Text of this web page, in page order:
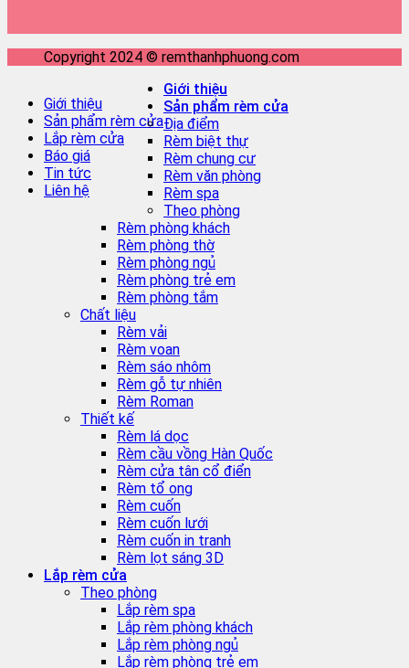
Copyright 2024 © remthanhphuong.com
Giới thiệu
Sản phẩm rèm cửa
Lắp rèm cửa
Báo giá
Tin tức
Liên hệ
Giới thiệu
Sản phẩm rèm cửa
Địa điểm
Rèm biệt thự
Rèm chung cư
Rèm văn phòng
Rèm spa
Theo phòng
Rèm phòng khách
Rèm phòng thờ
Rèm phòng ngủ
Rèm phòng trẻ em
Rèm phòng tắm
Chất liệu
Rèm vải
Rèm voan
Rèm sáo nhôm
Rèm gỗ tự nhiên
Rèm Roman
Thiết kế
Rèm lá dọc
Rèm cầu vồng Hàn Quốc
Rèm cửa tân cổ điển
Rèm tổ ong
Rèm cuốn
Rèm cuốn lưới
Rèm cuốn in tranh
Rèm lọt sáng 3D
Lắp rèm cửa
Theo phòng
Lắp rèm spa
Lắp rèm phòng khách
Lắp rèm phòng ngủ
Lắp rèm phòng trẻ em